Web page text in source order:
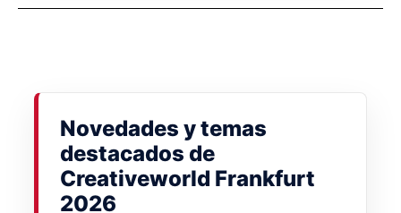
Novedades y temas
destacados de
Creativeworld Frankfurt
2026